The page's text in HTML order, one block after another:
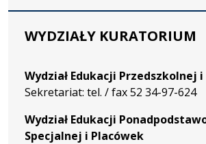
REGON: 006473024
Redakcja BIP
Łukasz Zachulski
email:
WYDZIAŁY KURATORIUM
Wydział Edukacji Przedszkolnej i
Sekretariat: tel. / fax 52 34-97-624
Wydział Edukacji
Specjalnej i Placówek